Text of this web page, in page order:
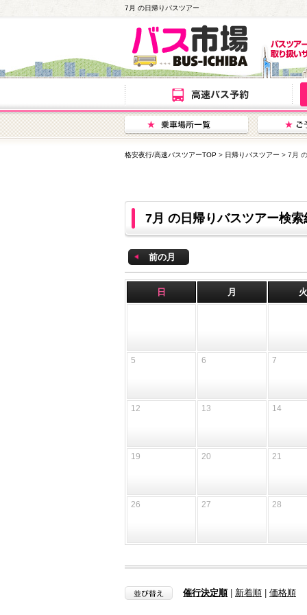
7月 の日帰りバスツアー
格安夜行/高速バスツアーTOP > 日帰りバスツアー > 7月
7月 の日帰りバスツアー検索
前の月
日 月 火
5 6 7
12 13 14
19 20 21
26 27 28
催行決定順| 新着順 価格順